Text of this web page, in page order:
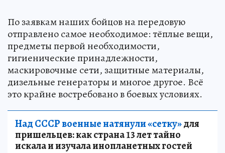
По заявкам наших бойцов на передовую
отправлено самое необходимое: тёплые вещи,
предметы первой необходимости,
гигиенические принадлежности,
маскировочные сети, защитные материалы,
дизельные генераторы и многое другое. Всё
это крайне востребовано в боевых условиях.
Над СССР военные натянули «сетку»для
пришельцев: как страна 13 лет тайно
искала и изучала инопланетных гостей